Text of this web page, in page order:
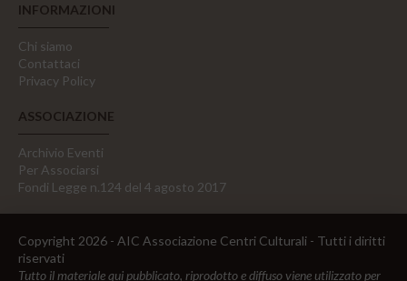
INFORMAZIONI
Chi siamo
Contattaci
Privacy Policy
ASSOCIAZIONE
Archivio Eventi
Per Associarsi
Fondi Legge n.124 del 4 agosto 2017
Copyright 2026 - AIC Associazione Centri Culturali - Tutti i diritti
riservati
Tutto il materiale qui pubblicato, riprodotto e diffuso viene utilizzato per